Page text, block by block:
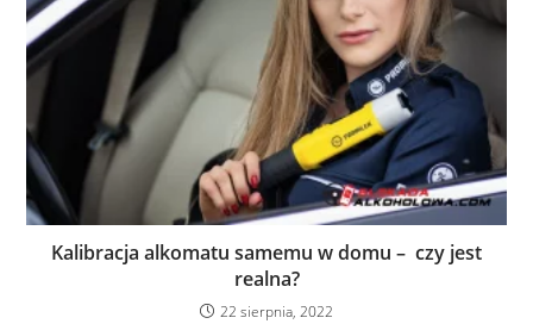
Kalibracja alkomatu samemu w domu – czy jest
realna?
22 sierpnia, 2022